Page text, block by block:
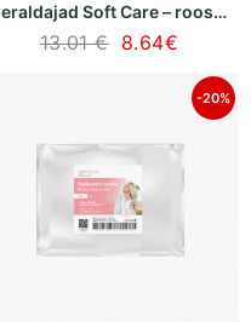
eraldajad Soft Care – roosa
(100 paari)
13.01 € 8.64€
-20%